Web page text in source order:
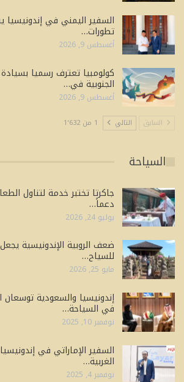
السفير اليمني في إندونيسيا
تطورات…
أغسطس 9, 2026
كولومبيا تعترف رسميا
الجنوبية في…
أغسطس 9, 2026
السابق التالي 1 من 1٬632
السياحة
جاكرتا تختبر خدمة لتناول
دعماً…
يوليو 24, 2026
ضعف الروبية الإندونيسية
للسياح…
مايو 25, 2026
إندونيسيا والسعودية توسعان
في السياحة…
نوفمبر 10, 2025
السفير الإماراتي في
الغربية…
نوفمبر 4, 2025